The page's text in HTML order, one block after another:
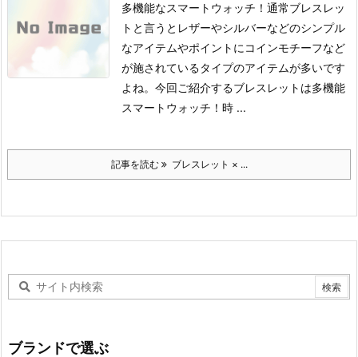
多機能なスマートウォッチ！ 通常ブレスレッ
トと言うとレザーやシルバーなどのシンプル
なアイテムやポイントにコインモチーフなど
が施されているタイプのアイテムが多いです
よね。 今回ご紹介するブレスレットは多機能
スマートウォッチ！時 ...
記事を読む ブレスレット × ...
ブランドで選ぶ